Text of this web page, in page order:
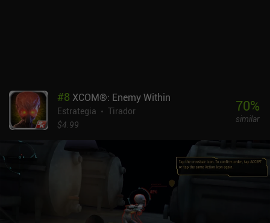
#8 XCOM®: Enemy Within
Estrategia
Tirador
$4.99
70%
similar